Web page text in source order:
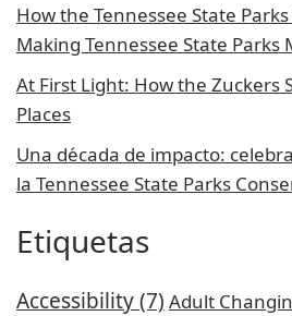
How the Tennessee State
Making Tennessee State Parks
At First Light: How the Zuckers
Places
Una década de impacto:
la Tennessee State Parks
Etiquetas
Accessibility(7) Adult